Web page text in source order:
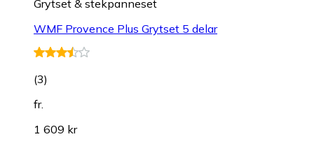
Grytset & stekpanneset
WMF Provence Plus Grytset 5 delar
(3)
fr.
1 609 kr